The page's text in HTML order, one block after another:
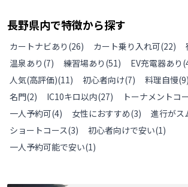
長野県内で特徴から探す
カートナビあり (26) カート乗り入れ可(22)
温泉あり (7) 練習場あり (51) EV充電器あり (
人気(高評価)(11) 初心者向け(7) 料理自慢(9)
名門(2) IC10キロ以内(27) トーナメントコ
一人予約可(4) 女性におすすめ(3) 進行がス
ショートコース(3) 初心者向けで安い(1)
一人予約可能で安い(1)